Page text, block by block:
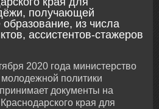
получающей
из числа
ассистентов-стажеров
2020 года министерство
политики
документы на
края для